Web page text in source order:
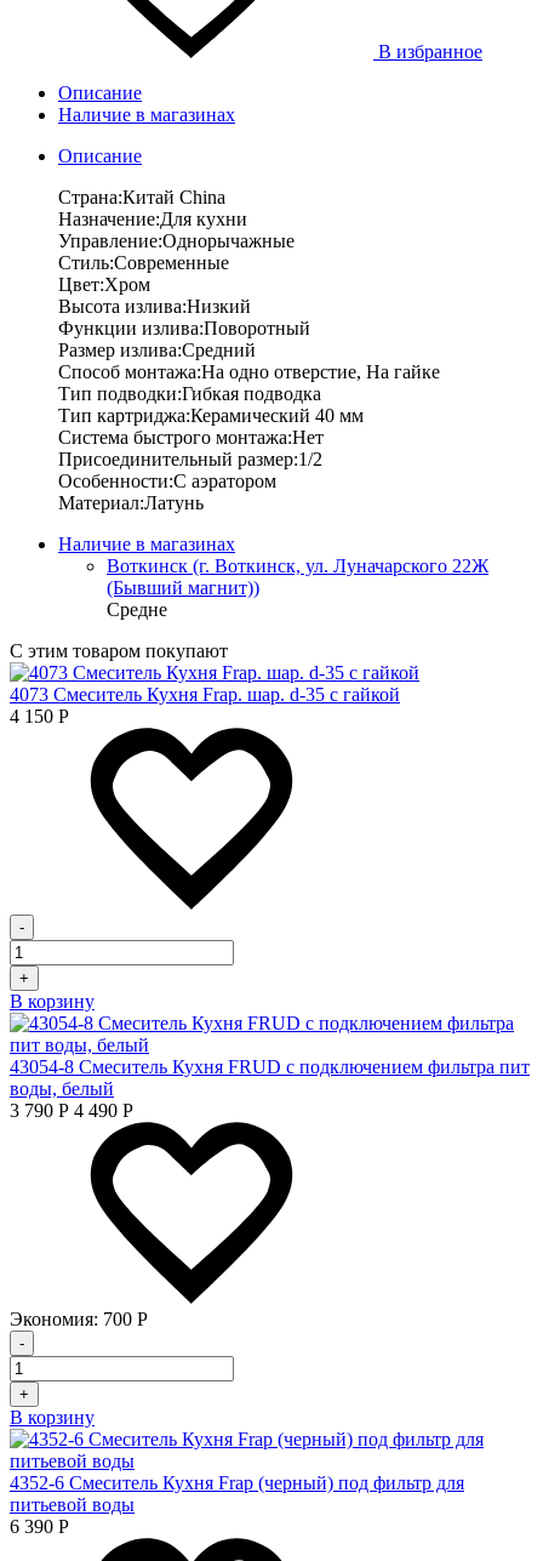
В избранное
Описание
Наличие в магазинах
Описание
Страна:Китай China
Назначение:Для кухни
Управление:Однорычажные
Стиль:Современные
Цвет:Хром
Высота излива:Низкий
Функции излива:Поворотный
Размер излива:Средний
Способ монтажа:На одно отверстие, На гайке
Тип подводки:Гибкая подводка
Тип картриджа:Керамический 40 мм
Система быстрого монтажа:Нет
Присоединительный размер:1/2
Особенности:С аэратором
Материал:Латунь
Наличие в магазинах
Воткинск (г. Воткинск, ул. Луначарского 22Ж
(Бывший магнит))
Средне
С этим товаром покупают
4073 Смеситель Кухня Frap. шар. d-35 с гайкой
4 150 Р
-
+
В корзину
43054-8 Смеситель Кухня FRUD с подключением фильтра пит
воды, белый
3 790 Р 4 490 Р
Экономия: 700 Р
-
+
В корзину
4352-6 Смеситель Кухня Frap (черный) под фильтр для
питьевой воды
6 390 Р